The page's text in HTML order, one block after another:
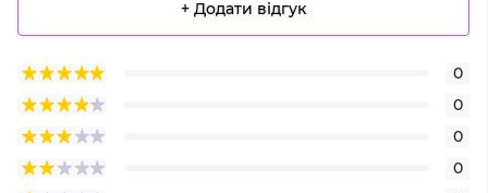
+ Додати відгук
0
0
0
0